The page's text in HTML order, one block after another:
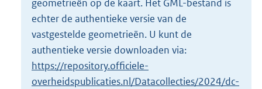
2
,
6
M
geometrieën op de kaart. Het GML-bestand is
echter de authentieke versie van de
vastgestelde geometrieën. U kunt de
authentieke versie downloaden via:
https://repository.officiele-
overheidspublicaties.nl/Datacollecties/2024/dc-